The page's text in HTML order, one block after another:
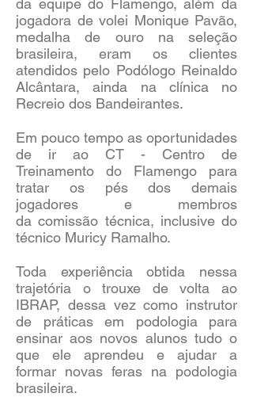
da equipe do Flamengo​, além da
jogadora de volei Monique Pavão,
medalha de ouro na seleção
brasileira, eram os clientes
atendidos pelo Podólogo Reinaldo
Alcântara, ainda na clínica no
Recreio dos Bandeirantes.
Em pouco tempo as oportunidades
de ir ao CT - Centro de
Treinamento do Flamengo para
tratar os pés dos demais
jogadores e membros
da comissão ​técnica, inclusive do
técnico Muricy Ramalho.
Toda experiência obtida nessa
trajetória o trouxe de volta ao
IBRAP, dessa vez como instrutor
de práticas em podologia para
ensinar aos novos alunos tudo o
que ele aprendeu e ajudar a
formar novas feras na podologia
brasileira.